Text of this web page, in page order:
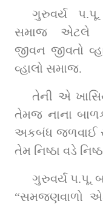
ગુરુવર્ય
સમાજ એટલે
જીવન જીવતો
વ્હાલો સમાજ.
તેની એ
તેમજ નાના
અકબંધ જળવાઈ
તેમ નિષ્ઠા વડે
ગુરુવર્ય પ.પૂ.
“સમજણવાળો